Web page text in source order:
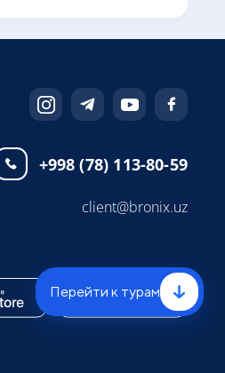
Перейти к турам
+998 (78) 113-80-59
client@bronix.uz